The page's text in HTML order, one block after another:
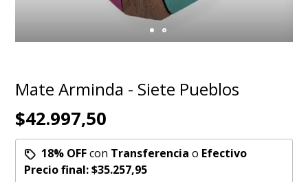
Mate Arminda - Siete Pueblos
$42.997,50
18% OFFcon Transferencia o Efectivo
Precio final:$35.257,95